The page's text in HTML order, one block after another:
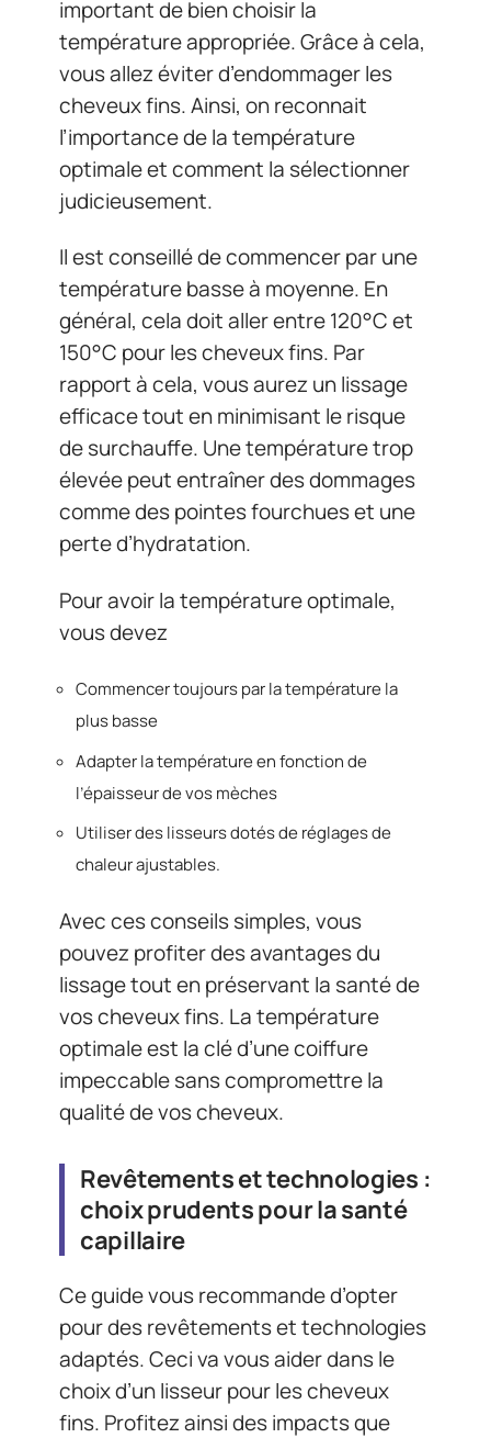
important de bien choisir la
température appropriée. Grâce à cela,
vous allez éviter d’endommager les
cheveux fins. Ainsi, on reconnait
l’importance de la température
optimale et comment la sélectionner
judicieusement.
Il est conseillé de commencer par une
température basse à moyenne. En
général, cela doit aller entre 120°C et
150°C pour les cheveux fins. Par
rapport à cela, vous aurez un lissage
efficace tout en minimisant le risque
de surchauffe. Une température trop
élevée peut entraîner des dommages
comme des pointes fourchues et une
perte d’hydratation.
Pour avoir la température optimale,
vous devez
Commencer toujours par la température la
plus basse
Adapter la température en fonction de
l’épaisseur de vos mèches
Utiliser des lisseurs dotés de réglages de
chaleur ajustables.
Avec ces conseils simples, vous
pouvez profiter des avantages du
lissage tout en préservant la santé de
vos cheveux fins. La température
optimale est la clé d’une coiffure
impeccable sans compromettre la
qualité de vos cheveux.
Revêtements et technologies :
choix prudents pour la santé
capillaire
Ce guide vous recommande d’opter
pour des revêtements et technologies
adaptés. Ceci va vous aider dans le
choix d’un lisseur pour les cheveux
fins. Profitez ainsi des impacts que